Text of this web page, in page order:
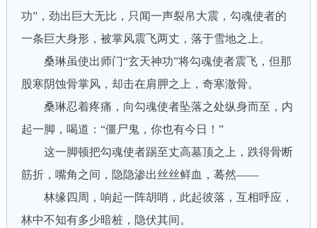
功”，劲出巨大无比，只闻一声裂帛大震，勾魂使者的
一条巨大身形，被掌风震飞两丈，落于雪地之上。
桑琳虽使出师门“玄天神功”将勾魂使者震飞，但那
股寒阴蚀骨掌风，却击在肩胛之上，奇寒澈骨。
桑琳忍着疼痛，向勾魂使者坠落之处纵身而至，内
起一脚，喝道：“僵尸鬼，你也有今日！”
这一脚顿把勾魂使者踢至丈高墓顶之上，跌得骨断
筋折，嘴角之间，隐隐渗出丝丝鲜血，蓦然——
林缘四周，响起一阵胡哨，此起彼落，互相呼应，
林中不知有多少暗桩，隐伏其间。